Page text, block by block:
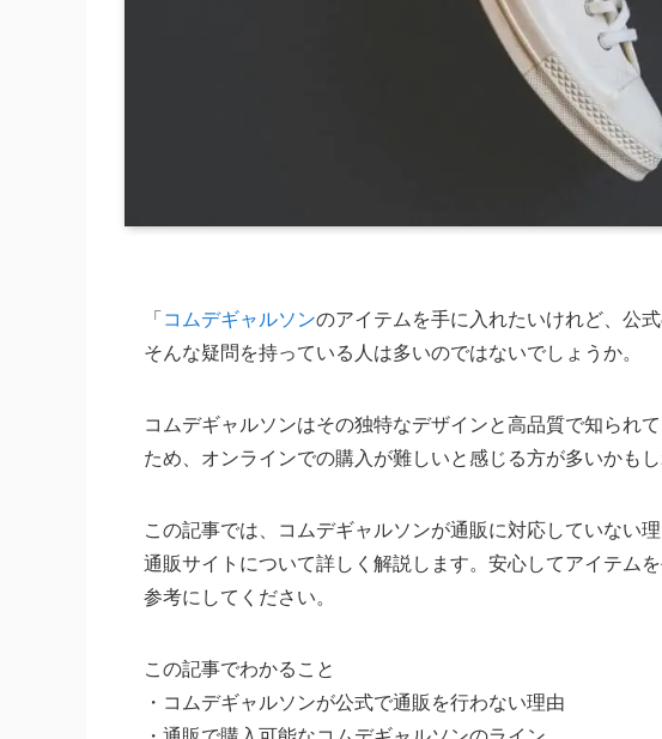
「 コムデギャルソンのアイテムを手に入れたいけれど、公
そんな疑問を持っている人は多いのではないでしょうか。
コムデギャルソンはその独特なデザインと高品質で知られ
ため、オンラインでの購入が難しいと感じる方が多いかもし
この記事では、コムデギャルソンが通販に対応していない
通販サイトについて詳しく解説します。安心してアイテム
参考にしてください。
この記事でわかること
・コムデギャルソンが公式で通販を行わない理由